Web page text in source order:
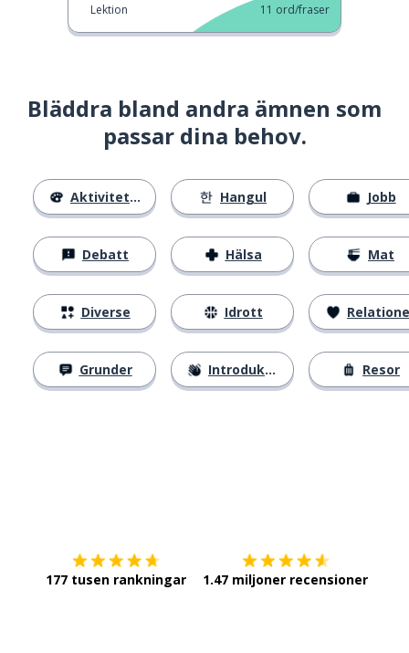
Lektion 11 ord/fraser
Bläddra bland andra ämnen som
passar dina behov.
Aktiviteter
Debatt
Diverse
Grunder
Hangul
Hälsa
Idrott
Introduktion
Jobb
Mat
Resor
177 tusen rankningar 1.47 miljoner recensioner